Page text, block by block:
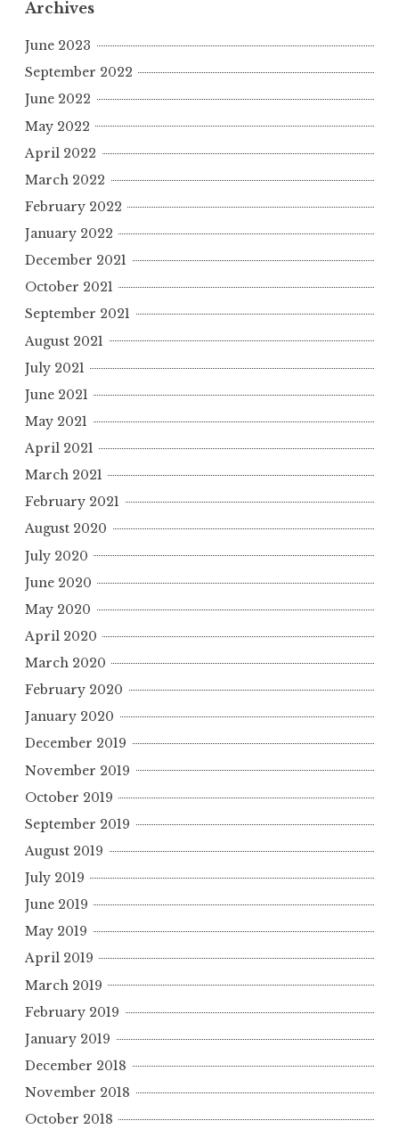
Archives
June 2023
September 2022
June 2022
May 2022
April 2022
March 2022
February 2022
January 2022
December 2021
October 2021
September 2021
August 2021
July 2021
June 2021
May 2021
April 2021
March 2021
February 2021
August 2020
July 2020
June 2020
May 2020
April 2020
March 2020
February 2020
January 2020
December 2019
November 2019
October 2019
September 2019
August 2019
July 2019
June 2019
May 2019
April 2019
March 2019
February 2019
January 2019
December 2018
November 2018
October 2018